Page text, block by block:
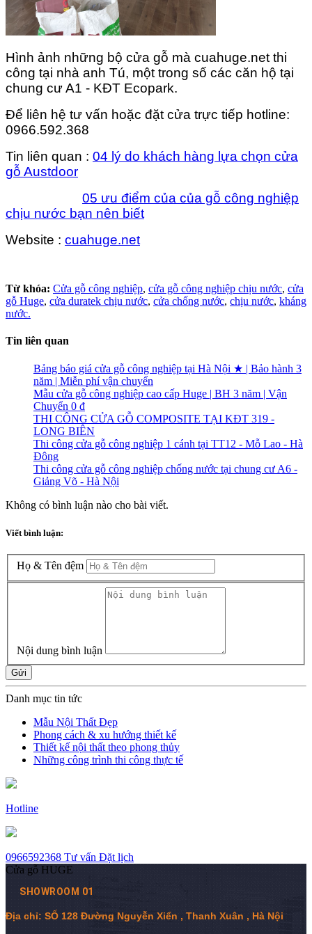
Hình ảnh những bộ cửa gỗ mà cuahuge.net thi
công tại nhà anh Tú, một trong số các căn hộ tại
chung cư A1 - KĐT Ecopark.
Để liên hệ tư vấn hoặc đặt cửa trực tiếp hotline:
0966.592.368
Tin liên quan : 04 lý do khách hàng lựa chọn cửa
gỗ Austdoor
05 ưu điểm của của gỗ công nghiệp
chịu nước bạn nên biết
Website : cuahuge.net
Từ khóa: Cửa gỗ công nghiệp, cửa gỗ công nghiệp chịu nước, cửa
gỗ Huge, cửa duratek chịu nước, cửa chống nước, chịu nước, kháng
nước.
Tin liên quan
Bảng báo giá cửa gỗ công nghiệp tại Hà Nội ★ | Bảo hành 3
năm | Miễn phí vận chuyển
Mẫu cửa gỗ công nghiệp cao cấp Huge | BH 3 năm | Vận
Chuyển 0 đ
THI CÔNG CỬA GỖ COMPOSITE TẠI KĐT 319 -
LONG BIÊN
Thi công cửa gỗ công nghiệp 1 cánh tại TT12 - Mỗ Lao - Hà
Đông
Thi công cửa gỗ công nghiệp chống nước tại chung cư A6 -
Giảng Võ - Hà Nội
Không có bình luận nào cho bài viết.
Viết bình luận:
Họ & Tên đệm
Nội dung bình luận
Gửi
Danh mục tin tức
Mẫu Nội Thất Đẹp
Phong cách & xu hướng thiết kế
Thiết kế nội thất theo phong thủy
Những công trình thi công thực tế
Hotline
0966592368 Tư vấn Đặt lịch
Cửa gỗ HUGE
SHOWROOM 01
Địa chỉ: SỐ 128 Đường Nguyễn Xiển , Thanh Xuân , Hà Nội